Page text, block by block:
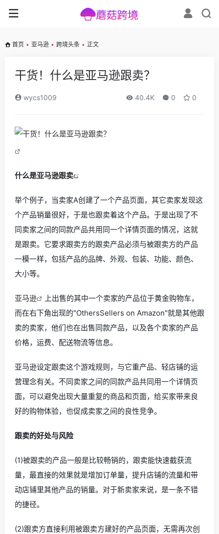
首页 • 亚马逊 • 跨境头条 • 正文
干货！什么是亚马逊跟卖？
wycs1009 40.4K 0 0
什么是亚马逊跟卖
举个例子，当卖家A创建了一个产品页面，其它卖家发现这
个产品销量很好，于是也跟卖着这个产品。于是出现了不
同卖家之间的同款产品共用同一个详情页面的情况，这就
是跟卖。它要求跟卖方的跟卖产品必须与被跟卖方的产品
一模一样，包括产品的品牌、外观、包装、功能、颜色、
大小等。
亚马逊
上出售的其中一个卖家的产品位于黄金购物车，
而在右下角出现的"OthersSellers on Amazon"就是其他跟
卖的卖家，他们也在出售同款产品，以及各个卖家的产品
价格，运费、配送物流等信息。
亚马逊设定跟卖这个游戏规则，与它重产品、轻店铺的运
营理念有关。不同卖家之间的同款产品共同用一个详情页
面，可以避免出现大量重复的商品和页面，给买家带来良
好的购物体验，也促成卖家之间的良性竞争。
跟卖的好处与风险
(1)被跟卖的产品一般是比较畅销的，跟卖能快速截获流
量，最直接的效果就是增加订单量，提升店铺的流量和带
动店铺里其他产品的销量。对于新卖家来说，是一条不错
的捷径。
(2)跟卖方直接利用被跟卖方建好的产品页面，无需再次创